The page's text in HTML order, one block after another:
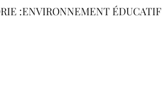
ENVIRONNEMENT ÉDUCATIF